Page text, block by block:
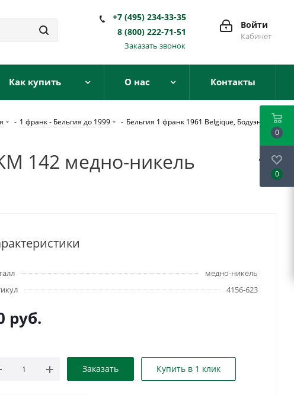
Войти
Кабинет
+7 (495) 234-33-35
8 (800) 222-71-51
Заказать звонок
Как купить О нас Контакты
- 1 франк - Бельгия до 1999 - Бельгия 1 франк 1961 Belgique, Бодуэн I
142 медно-никель
медно-никель
4156-623
руб.
Заказать Купить в 1 клик
0
0